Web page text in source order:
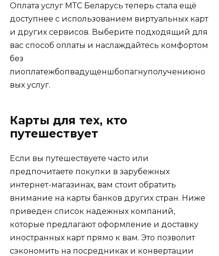
Оплата услуг МТС Беларусь теперь стала ещё
доступнее с использованием виртуальных карт
и других сервисов. Выберите подходящий для
вас способ оплаты и наслаждайтесь комфортом
без
лиоплатежбопвадущеншбопагнуполучениюно
вых услуг.
Карты для тех, кто
путешествует
Если вы путешествуете часто или
предпочитаете покупки в зарубежных
интернет-магазинах, вам стоит обратить
внимание на карты банков других стран. Ниже
приведен список надежных компаний,
которые предлагают оформление и доставку
иностранных карт прямо к вам. Это позволит
сэкономить на посредниках и конвертации